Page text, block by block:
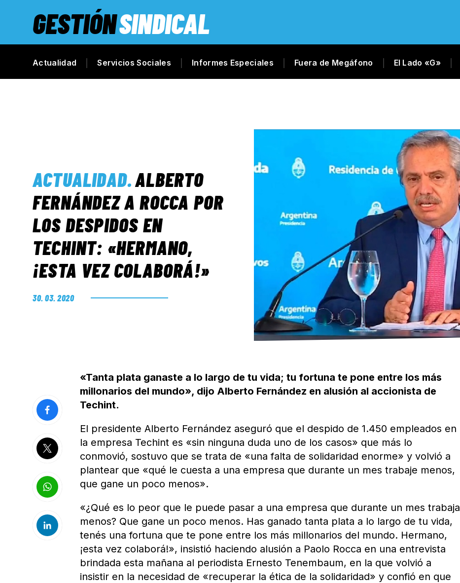
GESTIÓNSINDICAL
Actualidad Servicios Sociales Informes Especiales Fuera de Megáfono El Lado «G»
ACTUALIDAD.ALBERTO
FERNÁNDEZ A ROCCA POR
LOS DESPIDOS EN
TECHINT: «HERMANO,
¡ESTA VEZ COLABORÁ!»
30. 03. 2020
«Tanta plata ganaste a lo largo de tu vida; tu fortuna te pone entre los más
millonarios del mundo», dijo Alberto Fernández en alusión al accionista de
Techint.
El presidente Alberto Fernández aseguró que el despido de 1.450 empleados en
la empresa Techint es «sin ninguna duda uno de los casos» que más lo
conmovió, sostuvo que se trata de «una falta de solidaridad enorme» y volvió a
plantear que «qué le cuesta a una empresa que durante un mes trabaje menos,
que gane un poco menos».
«¿Qué es lo peor que le puede pasar a una empresa que durante un mes trabaja
menos? Que gane un poco menos. Has ganado tanta plata a lo largo de tu vida,
tenés una fortuna que te pone entre los más millonarios del mundo. Hermano,
¡esta vez colaborá!», insistió haciendo alusión a Paolo Rocca en una entrevista
brindada esta mañana al periodista Ernesto Tenembaum, en la que volvió a
insistir en la necesidad de «recuperar la ética de la solidaridad» y confió en que